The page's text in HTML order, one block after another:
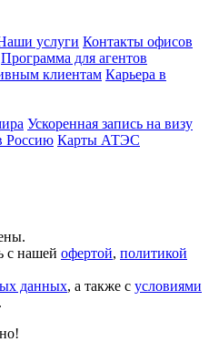
услуги Контакты офисов
Программа для агентов
клиентам Карьера в
Ускоренная запись на визу
Россию Карты АТЭС
с нашей офертой, политикой
данных, а также с условиями
.